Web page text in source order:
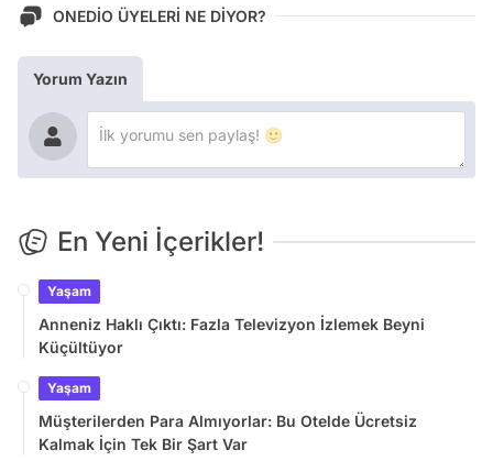
ONEDİO ÜYELERİ NE DİYOR?
Yorum Yazın
En Yeni İçerikler!
Yaşam
Anneniz Haklı Çıktı: Fazla Televizyon İzlemek Beyni
Küçültüyor
Yaşam
Müşterilerden Para Almıyorlar: Bu Otelde Ücretsiz
Kalmak İçin Tek Bir Şart Var